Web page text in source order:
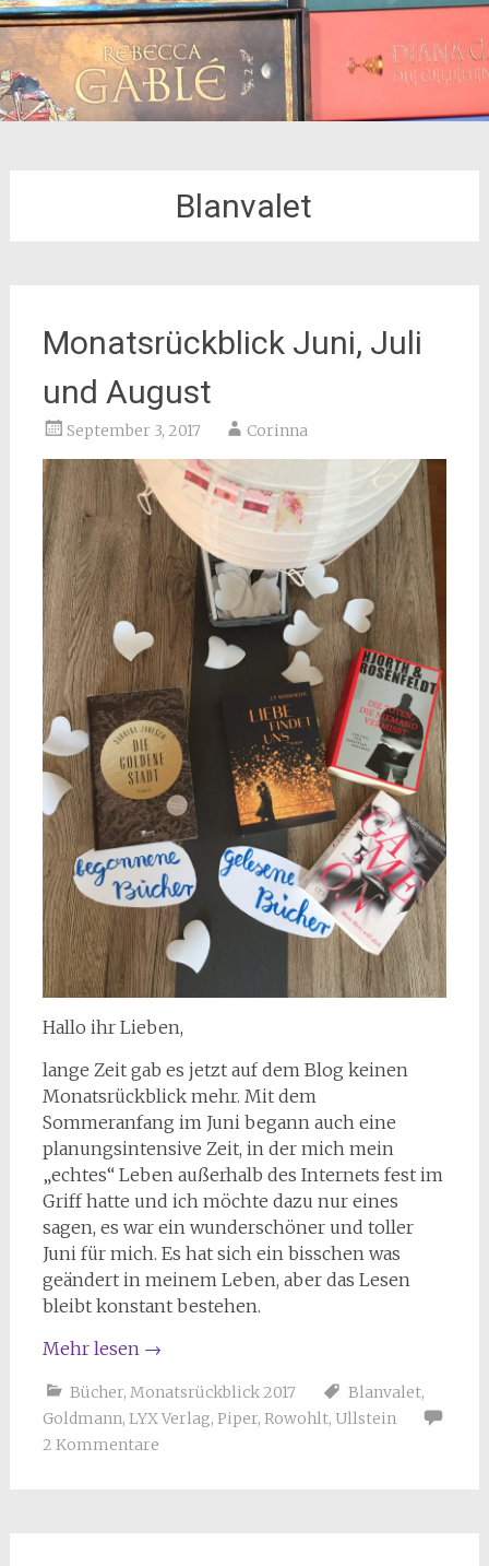
Blanvalet
Monatsrückblick Juni, Juli
und August
September 3, 2017 Corinna
Hallo ihr Lieben,
lange Zeit gab es jetzt auf dem Blog keinen
Monatsrückblick mehr. Mit dem
Sommeranfang im Juni begann auch eine
planungsintensive Zeit, in der mich mein
„echtes“ Leben außerhalb des Internets fest im
Griff hatte und ich möchte dazu nur eines
sagen, es war ein wunderschöner und toller
Juni für mich. Es hat sich ein bisschen was
geändert in meinem Leben, aber das Lesen
bleibt konstant bestehen.
Mehr lesen →
Bücher, Monatsrückblick 2017 Blanvalet,
Goldmann, LYX Verlag, Piper, Rowohlt, Ullstein
2 Kommentare